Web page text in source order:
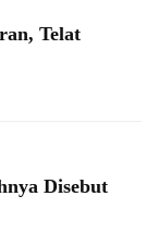
Telat
Disebut